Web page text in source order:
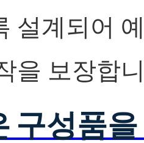
설계되어
을 보장합
구성품